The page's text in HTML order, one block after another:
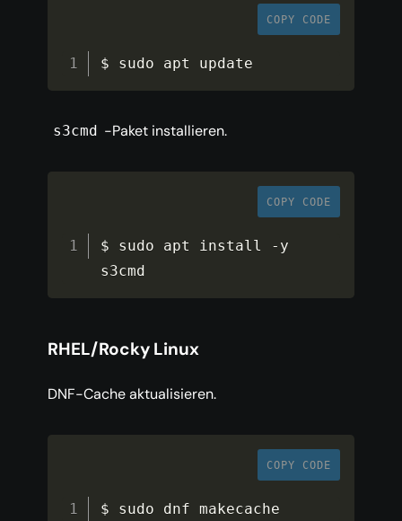
COPY CODE
$ sudo apt update
s3cmd -Paket installieren.
COPY CODE
$ sudo apt install - y
s3cmd
RHEL/Rocky Linux
DNF-Cache aktualisieren.
COPY CODE
$ sudo dnf makecache